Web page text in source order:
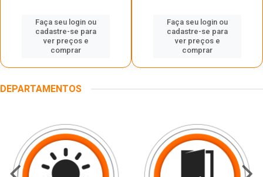
Faça seu login ou
cadastre-se para
ver preços e
comprar
Faça seu login ou
cadastre-se para
ver preços e
comprar
DEPARTAMENTOS